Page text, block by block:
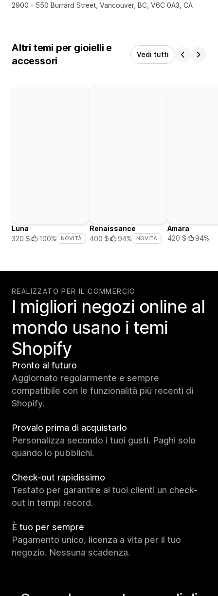
Recapiti del designer
2900 - 550 Burrard Street, Vancouver, BC, V6C 0A3, CA
Altri temi per gioielli e
accessori
Vedi tutti
Luna
320 $
100% NOVITÀ
Renaissance
400 $
94% NOVITÀ
Amara
420 $
94%
REALIZZATO PER IL COMMERCIO
I migliori negozi online al
mondo usano i temi
Shopify
Pronto al futuro
Aggiornato regolarmente e sempre
compatibile con le funzionalità più recenti di
Shopify.
Provalo prima di acquistarlo
Personalizza secondo i tuoi gusti. Paghi solo
quando lo pubblichi.
Check-out rapidissimo
Testato per garantire ai tuoi clienti un check-
out in tempi record.
È tuo per sempre
Pagamento unico, licenza a vita per il tuo
negozio. Nessuna scadenza.